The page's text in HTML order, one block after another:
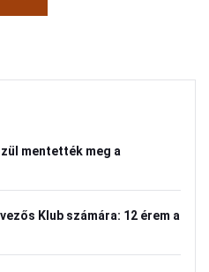
mentették meg a
Klub számára: 12 érem a